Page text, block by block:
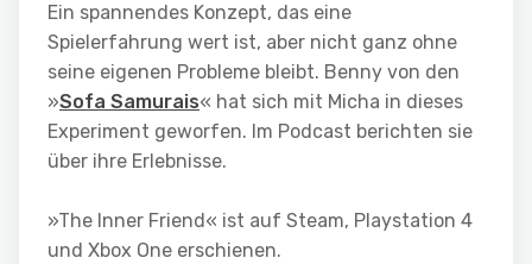
Ein spannendes Konzept, das eine
Spielerfahrung wert ist, aber nicht ganz ohne
seine eigenen Probleme bleibt. Benny von den
»Sofa Samurais« hat sich mit Micha in dieses
Experiment geworfen. Im Podcast berichten sie
über ihre Erlebnisse.
»The Inner Friend« ist auf Steam, Playstation 4
und Xbox One erschienen.